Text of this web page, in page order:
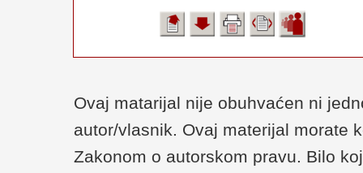
Ovaj matarijal nije obuhvaćen ni
autor/vlasnik. Ovaj materijal morate
Zakonom o autorskom pravu. Bilo